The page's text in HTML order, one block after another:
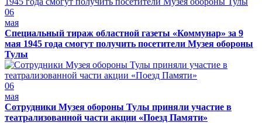
06
мая
Специальный тираж областной газеты «Коммунар» за 9
мая 1945 года смогут получить посетители Музея обороны
Тулы
06
мая
Сотрудники Музея обороны Тулы приняли участие в
театрализованной части акции «Поезд Памяти»